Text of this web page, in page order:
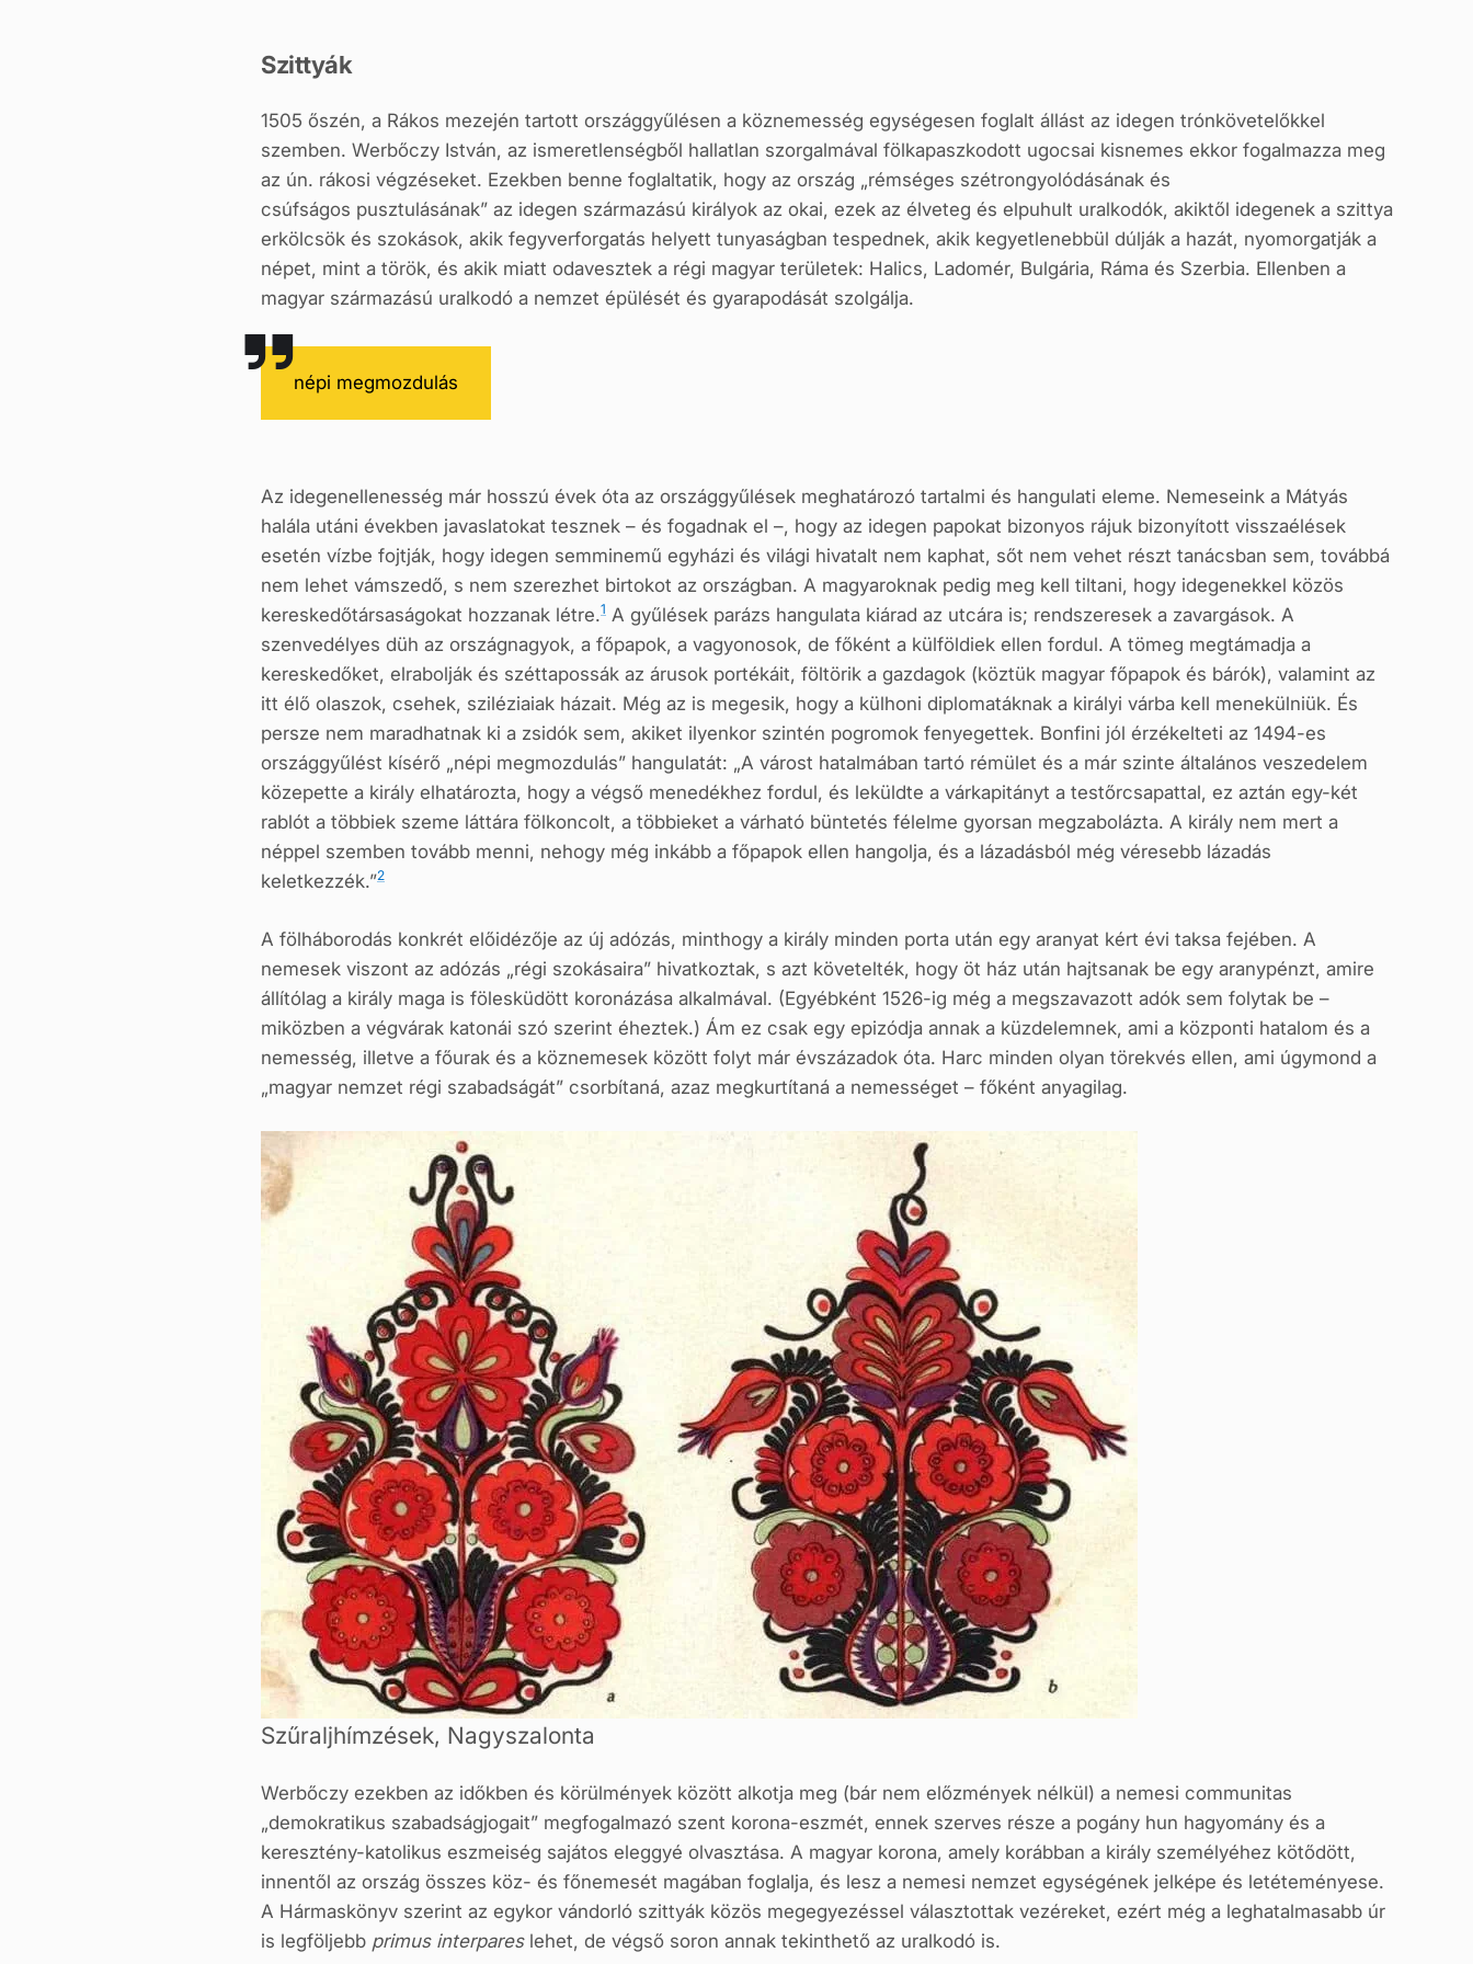
Szittyák
1505 őszén, a Rákos mezején tartott országgyűlésen a köznemesség egységesen foglalt állást az idegen trónkövetelőkkel
szemben. Werbőczy István, az ismeretlenségből hallatlan szorgalmával fölkapaszkodott ugocsai kisnemes ekkor fogalmazza meg
az ún. rákosi végzéseket. Ezekben benne foglaltatik, hogy az ország „rémséges szétrongyolódásának és
csúfságos pusztulásának” az idegen származású királyok az okai, ezek az élveteg és elpuhult uralkodók, akiktől idegenek a szittya
erkölcsök és szokások, akik fegyverforgatás helyett tunyaságban tespednek, akik kegyetlenebbül dúlják a hazát, nyomorgatják a
népet, mint a török, és akik miatt odavesztek a régi magyar területek: Halics, Ladomér, Bulgária, Ráma és Szerbia. Ellenben a
magyar származású uralkodó a nemzet épülését és gyarapodását szolgálja.
népi megmozdulás
Az idegenellenesség már hosszú évek óta az országgyűlések meghatározó tartalmi és hangulati eleme. Nemeseink a Mátyás
halála utáni években javaslatokat tesznek – és fogadnak el –, hogy az idegen papokat bizonyos rájuk bizonyított visszaélések
esetén vízbe fojtják, hogy idegen semminemű egyházi és világi hivatalt nem kaphat, sőt nem vehet részt tanácsban sem, továbbá
nem lehet vámszedő, s nem szerezhet birtokot az országban. A magyaroknak pedig meg kell tiltani, hogy idegenekkel közös
kereskedőtársaságokat hozzanak létre.1 A gyűlések parázs hangulata kiárad az utcára is; rendszeresek a zavargások. A
szenvedélyes düh az országnagyok, a főpapok, a vagyonosok, de főként a külföldiek ellen fordul. A tömeg megtámadja a
kereskedőket, elrabolják és széttapossák az árusok portékáit, föltörik a gazdagok (köztük magyar főpapok és bárók), valamint az
itt élő olaszok, csehek, sziléziaiak házait. Még az is megesik, hogy a külhoni diplomatáknak a királyi várba kell menekülniük. És
persze nem maradhatnak ki a zsidók sem, akiket ilyenkor szintén pogromok fenyegettek. Bonfini jól érzékelteti az 1494-es
országgyűlést kísérő „népi megmozdulás” hangulatát: „A várost hatalmában tartó rémület és a már szinte általános veszedelem
közepette a király elhatározta, hogy a végső menedékhez fordul, és leküldte a várkapitányt a testőrcsapattal, ez aztán egy-két
rablót a többiek szeme láttára fölkoncolt, a többieket a várható büntetés félelme gyorsan megzabolázta. A király nem mert a
néppel szemben tovább menni, nehogy még inkább a főpapok ellen hangolja, és a lázadásból még véresebb lázadás
keletkezzék.”2
A fölháborodás konkrét előidézője az új adózás, minthogy a király minden porta után egy aranyat kért évi taksa fejében. A
nemesek viszont az adózás „régi szokásaira” hivatkoztak, s azt követelték, hogy öt ház után hajtsanak be egy aranypénzt, amire
állítólag a király maga is fölesküdött koronázása alkalmával. (Egyébként 1526-ig még a megszavazott adók sem folytak be –
miközben a végvárak katonái szó szerint éheztek.) Ám ez csak egy epizódja annak a küzdelemnek, ami a központi hatalom és a
nemesség, illetve a főurak és a köznemesek között folyt már évszázadok óta. Harc minden olyan törekvés ellen, ami úgymond a
„magyar nemzet régi szabadságát” csorbítaná, azaz megkurtítaná a nemességet – főként anyagilag.
Szűraljhímzések, Nagyszalonta
Werbőczy ezekben az időkben és körülmények között alkotja meg (bár nem előzmények nélkül) a nemesi communitas
„demokratikus szabadságjogait” megfogalmazó szent korona-eszmét, ennek szerves része a pogány hun hagyomány és a
keresztény-katolikus eszmeiség sajátos eleggyé olvasztása. A magyar korona, amely korábban a király személyéhez kötődött,
innentől az ország összes köz- és főnemesét magában foglalja, és lesz a nemesi nemzet egységének jelképe és letéteményese.
A Hármaskönyv szerint az egykor vándorló szittyák közös megegyezéssel választottak vezéreket, ezért még a leghatalmasabb úr
is legföljebb primus interpareslehet, de végső soron annak tekinthető az uralkodó is.